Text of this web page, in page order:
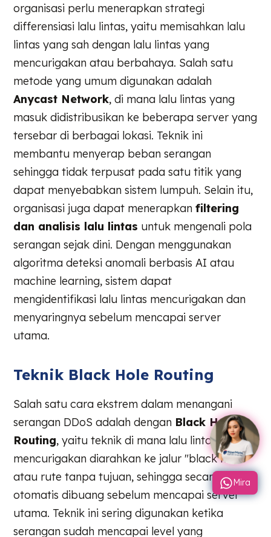
organisasi perlu menerapkan strategi
differensiasi lalu lintas, yaitu memisahkan lalu
lintas yang sah dengan lalu lintas yang
mencurigakan atau berbahaya. Salah satu
metode yang umum digunakan adalah
Anycast Network, di mana lalu lintas yang
masuk didistribusikan ke beberapa server yang
tersebar di berbagai lokasi. Teknik ini
membantu menyerap beban serangan
sehingga tidak terpusat pada satu titik yang
dapat menyebabkan sistem lumpuh. Selain itu,
organisasi juga dapat menerapkanfiltering
dan analisis lalu lintas untuk mengenali pola
serangan sejak dini. Dengan menggunakan
algoritma deteksi anomali berbasis AI atau
machine learning, sistem dapat
mengidentifikasi lalu lintas mencurigakan dan
menyaringnya sebelum mencapai server
utama.
Teknik Black Hole Routing
Salah satu cara ekstrem dalam menangani
serangan DDoS adalah dengan Black Hole
Routing, yaitu teknik di mana lalu lintas yang
mencurigakan diarahkan ke jalur "black hole"
atau rute tanpa tujuan, sehingga secara
otomatis dibuang sebelum mencapai server
utama. Teknik ini sering digunakan ketika
serangan sudah mencapai level yang
Mira